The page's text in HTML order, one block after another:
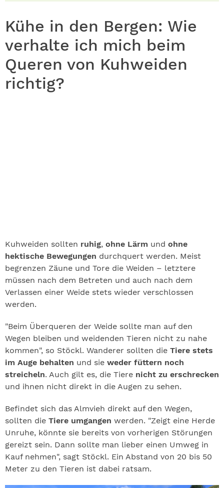
Kühe in den Bergen: Wie
verhalte ich mich beim
Queren von Kuhweiden
richtig?
Kuhweiden sollten ruhig, ohne Lärm und ohne
hektische Bewegungen durchquert werden. Meist
begrenzen Zäune und Tore die Weiden – letztere
müssen nach dem Betreten und auch nach dem
Verlassen einer Weide stets wieder verschlossen
werden.
"Beim Überqueren der Weide sollte man auf den
Wegen bleiben und weidenden Tieren nicht zu nahe
kommen", so Stöckl. Wanderer sollten die Tiere stets
im Auge behalten und sie weder füttern noch
streicheln. Auch gilt es, die Tiere nicht zu erschrecken
und ihnen nicht direkt in die Augen zu sehen.
Befindet sich das Almvieh direkt auf den Wegen,
sollten die Tiere umgangen werden. "Zeigt eine Herde
Unruhe, könnte sie bereits von vorherigen Störungen
gereizt sein. Dann sollte man lieber einen Umweg in
Kauf nehmen", sagt Stöckl. Ein Abstand von 20 bis 50
Meter zu den Tieren ist dabei ratsam.